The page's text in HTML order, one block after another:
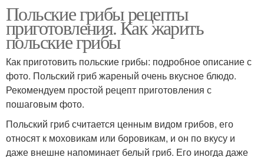
Польские грибы рецепты
приготовления. Как жарить
польские грибы
Как приготовить польские грибы: подробное описание с
фото. Польский гриб жареный очень вкусное блюдо.
Рекомендуем простой рецепт приготовления с
пошаговым фото.
Польский гриб считается ценным видом грибов, его
относят к моховикам или боровикам, и он по вкусу и
даже внешне напоминает белый гриб. Его иногда даже